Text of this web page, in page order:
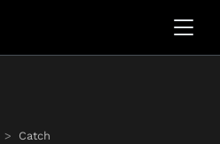
Catch